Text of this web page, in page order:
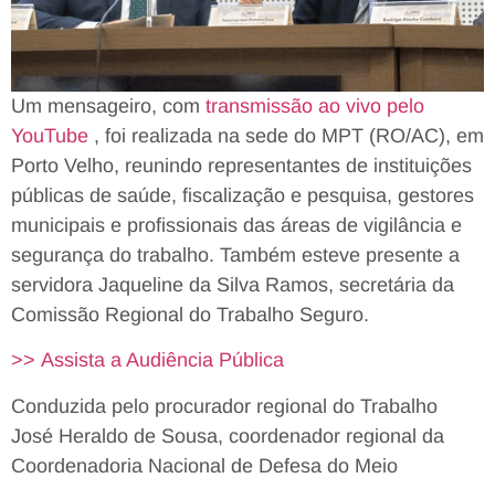
Um mensageiro, com transmissão ao vivo pelo
YouTube , foi realizada na sede do MPT (RO/AC), em
Porto Velho, reunindo representantes de instituições
públicas de saúde, fiscalização e pesquisa, gestores
municipais e profissionais das áreas de vigilância e
segurança do trabalho. Também esteve presente a
servidora Jaqueline da Silva Ramos, secretária da
Comissão Regional do Trabalho Seguro.
>> Assista a Audiência Pública
Conduzida pelo procurador regional do Trabalho
José Heraldo de Sousa, coordenador regional da
Coordenadoria Nacional de Defesa do Meio